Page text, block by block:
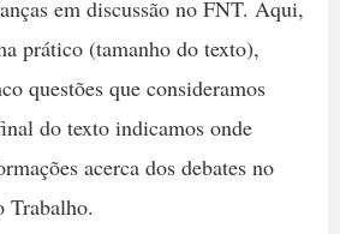
em discussão no FNT. Aqui,
prático (tamanho do texto),
questões que consideramos
do texto indicamos onde
acerca dos debates no
Trabalho.